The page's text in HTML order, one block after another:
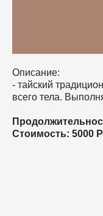
Описание:
- тайский
всего тела.
Стоимость: 5000